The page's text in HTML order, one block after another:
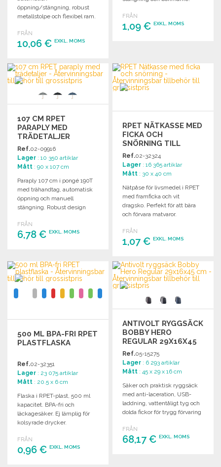
öppning/stängning, robust
metallstolpe och flexibel ram.
för enkel transport.
FRÅN
10,06 € EXKL. MOMS
BESTÄLL
Begär offert
FRÅN
1,09 €EXKL. MOMS
Begär offert
107 CM RPET
PARAPLY MED
TRÄDETALJER
Ref.02-09916
Lager : 10 350 artiklar
Mått : 90 x 107 cm
Paraply 107 cm i pongé 190T
med trähandtag, automatisk
öppning och manuell
stängning. Robust design
FRÅN
6,78 € EXKL. MOMS
Begär offert
RPET NÄTKASSE MED
FICKA OCH
SNÖRNING TILL
GROSSISTPRIS
Ref.02-32324
Lager : 16 365 artiklar
Mått : 30 x 40 cm
Nätpåse för livsmedel i RPET
med framficka och vit
dragsko. Perfekt för att bära
och förvara matvaror.
FRÅN
1,07 €EXKL. MOMS
BESTÄLL
Begär offert
500 ML BPA-FRI RPET
PLASTFLASKA
Ref.02-32351
Lager : 23 075 artiklar
Mått : 20.5 x 6 cm
Flaska i RPET-plast, 500 ml
kapacitet. BPA-fri och
läckagesäker. Ej lämplig för
kolsyrade drycker.
FRÅN
0,96 € EXKL. MOMS
ANTIVOLT RYGGSÄCK
BOBBY HERO
REGULAR 29X16X45
CM
Ref.05-15275
Lager : 6 293 artiklar
Mått : 45 x 29 x 16 cm
Säker och praktisk ryggsäck
med anti-laceration, USB-
laddning, vattentåligt tyg och
dolda fickor för trygg förvaring
FRÅN
68,17 €EXKL. MOMS